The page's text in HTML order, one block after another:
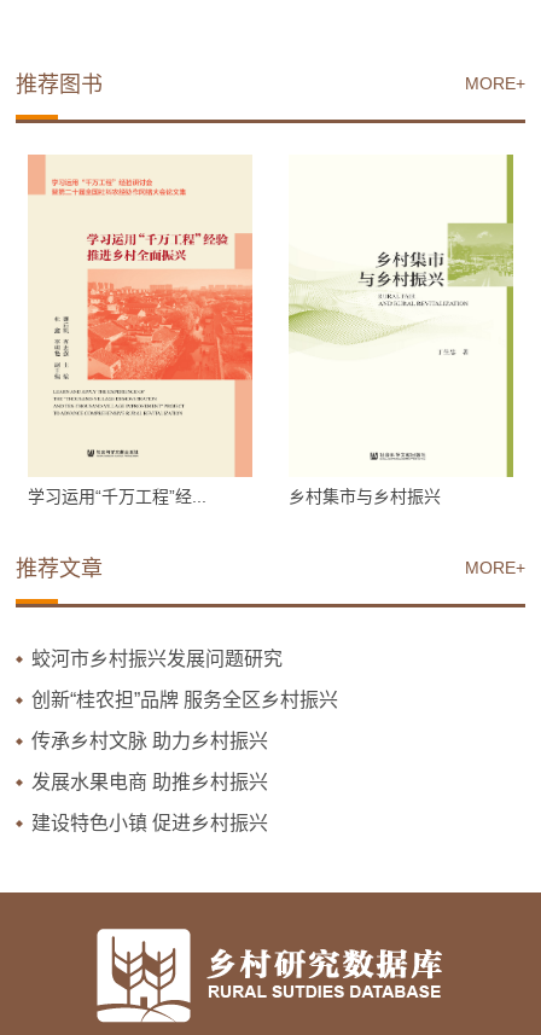
MORE+
推荐图书
学习运用“千万工程”经... 乡村集市与乡村振兴
MORE+
推荐文章
蛟河市乡村振兴发展问题研究
创新“桂农担”品牌 服务全区乡村振兴
传承乡村文脉 助力乡村振兴
发展水果电商 助推乡村振兴
建设特色小镇 促进乡村振兴